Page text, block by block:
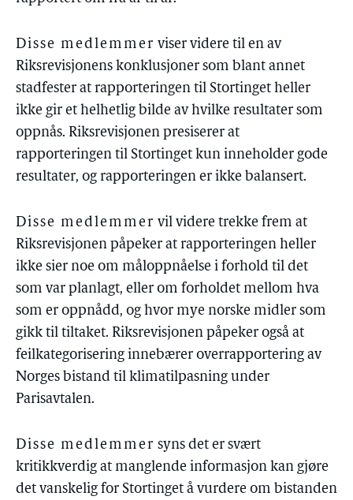
Disse medlemmer viser videre til en av
Riksrevisjonens konklusjoner som blant annet
stadfester at rapporteringen til Stortinget heller
ikke gir et helhetlig bilde av hvilke resultater som
oppnås. Riksrevisjonen presiserer at
rapporteringen til Stortinget kun inneholder gode
resultater, og rapporteringen er ikke balansert.
Disse medlemmer vil videre trekke frem at
Riksrevisjonen påpeker at rapporteringen heller
ikke sier noe om måloppnåelse i forhold til det
som var planlagt, eller om forholdet mellom hva
som er oppnådd, og hvor mye norske midler som
gikk til tiltaket. Riksrevisjonen påpeker også at
feilkategorisering innebærer overrapportering av
Norges bistand til klimatilpasning under
Parisavtalen.
Disse medlemmer syns det er svært
kritikkverdig at manglende informasjon kan gjøre
det vanskelig for Stortinget å vurdere om bistanden